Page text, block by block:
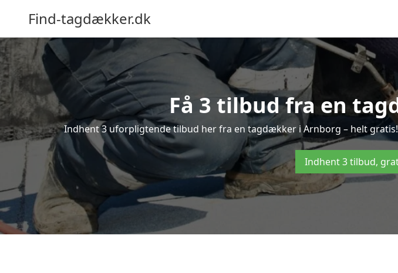
Find-tagdækker.dk
Få 3 tilbud fra en
Indhent 3 uforpligtende tilbud her fra en tagdækker i Arnborg – helt
Indhent 3 tilbud,